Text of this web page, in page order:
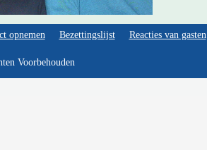
opnemen Bezettingslijst Reacties van gasten
Voorbehouden